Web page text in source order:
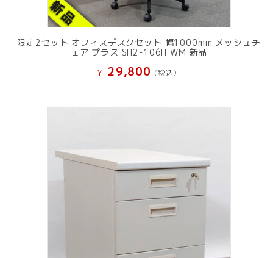
限定2セット オフィスデスクセット 幅1000mm メッシュチ
ェア プラス SH2-106H WM 新品
¥ 29,800 (税込）